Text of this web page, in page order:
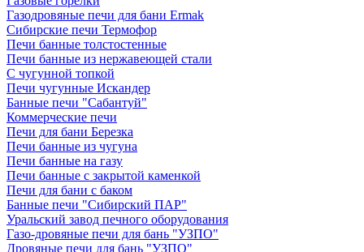
Газодровяные печи для бани Ermak
Сибирские печи Термофор
Печи банные толстостенные
Печи банные из нержавеющей стали
С чугунной топкой
Печи чугунные Искандер
Банные печи "Сабантуй"
Коммерческие печи
Печи для бани Березка
Печи банные из чугуна
Печи банные на газу
Печи банные с закрытой каменкой
Печи для бани с баком
Банные печи "Сибирский ПАР"
Уральский завод печного оборудования
Газо-дровяные печи для бань "УЗПО"
Дровяные печи для бань "УЗПО"